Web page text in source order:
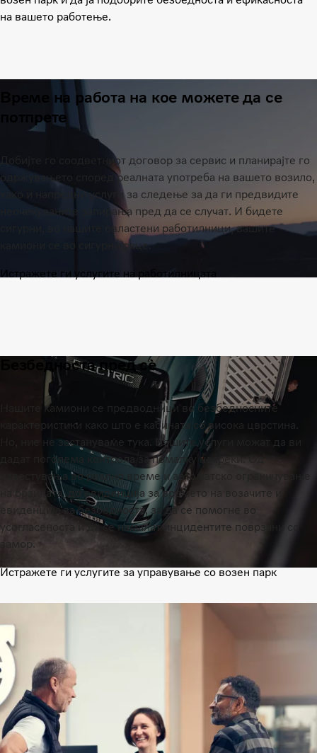
на вашето работење.
Време на работа на кое можете да се
потпрете
Добијте го соодветниот договор за сервис и планирајте го
одржувањето според реалната употреба на вашето возило,
како и напредни услуги за следење за да ги предвидите
неочекуваните запирања пред да се случат. И бидете
сигурни, во нашите овластени работилници, вашите
камиони се во сигурни раце.
Истражете ги услугите на работилницата
Безбедноста пред сè
Нашите камиони се предводници во безбедносните
карактеристики како што е кабината со висока цврстина.
Но, ние не застануваме тука. Нашите услуги можат да ви
дадат поголема контрола за помалку несреќи. Од
известувања во реално време и автоматско ограничување
на брзината, до евиденција за времето на возачите и
евиденција за безбедноста, за да се помогне во
усогласеноста и да се намалат инцидентите поврзани со
замор.
Истражете ги услугите за управување со возен парк